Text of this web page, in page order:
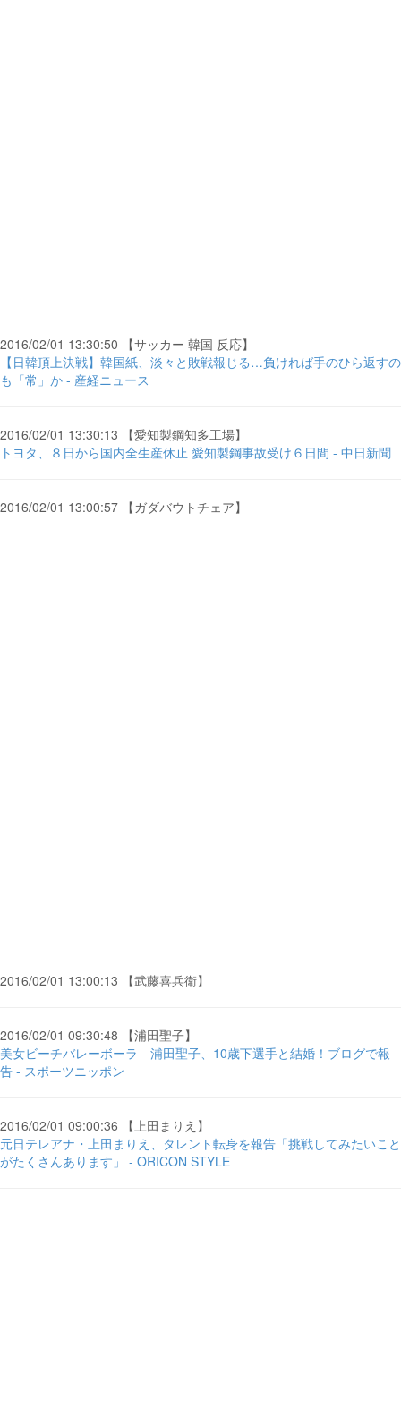
2016/02/01 13:30:50 【サッカー 韓国 反応】
【日韓頂上決戦】韓国紙、淡々と敗戦報じる…負ければ手のひら返すの
も「常」か - 産経ニュース
2016/02/01 13:30:13 【愛知製鋼知多工場】
トヨタ、８日から国内全生産休止 愛知製鋼事故受け６日間 - 中日新聞
2016/02/01 13:00:57 【ガダバウトチェア】
2016/02/01 13:00:13 【武藤喜兵衛】
2016/02/01 09:30:48 【浦田聖子】
美女ビーチバレーボーラ―浦田聖子、10歳下選手と結婚！ブログで報
告 - スポーツニッポン
2016/02/01 09:00:36 【上田まりえ】
元日テレアナ・上田まりえ、タレント転身を報告「挑戦してみたいこと
がたくさんあります」 - ORICON STYLE